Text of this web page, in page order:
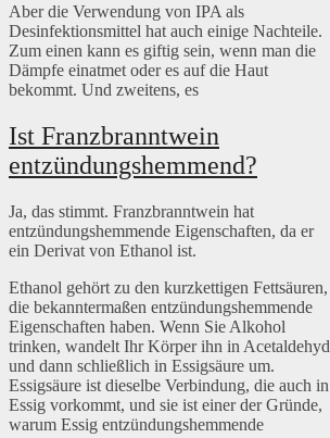
Aber die Verwendung von IPA als
Desinfektionsmittel hat auch einige Nachteile.
Zum einen kann es giftig sein, wenn man die
Dämpfe einatmet oder es auf die Haut
bekommt. Und zweitens, es
Ist Franzbranntwein
entzündungshemmend?
Ja, das stimmt. Franzbranntwein hat
entzündungshemmende Eigenschaften, da er
ein Derivat von Ethanol ist.
Ethanol gehört zu den kurzkettigen Fettsäuren,
die bekanntermaßen entzündungshemmende
Eigenschaften haben. Wenn Sie Alkohol
trinken, wandelt Ihr Körper ihn in Acetaldehyd
und dann schließlich in Essigsäure um.
Essigsäure ist dieselbe Verbindung, die auch in
Essig vorkommt, und sie ist einer der Gründe,
warum Essig entzündungshemmende